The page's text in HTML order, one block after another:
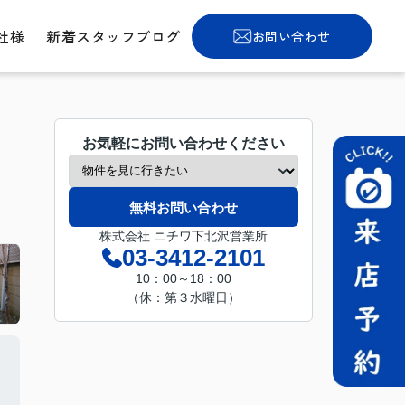
様 新着スタッフブログ お問い合わせ
お気軽にお問い合わせください
無料お問い合わせ
株式会社 ニチワ下北沢営業所
03-3412-2101
10：00～18：00
（休：第３水曜日）